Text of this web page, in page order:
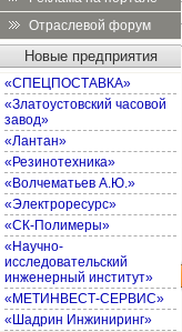
Отраслевой форум
Новые предприятия
«СПЕЦПОСТАВКА»
«Златоустовский часовой
завод»
«Лантан»
«Резинотехника»
«Волчематьев А.Ю.»
«Электроресурс»
«СК-Полимеры»
«Научно-
исследовательский
инженерный институт»
«МЕТИНВЕСТ-СЕРВИС»
«Шадрин Инжиниринг»